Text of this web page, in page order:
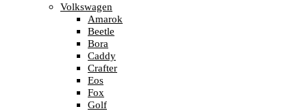
Volkswagen
Amarok
Beetle
Bora
Caddy
Crafter
Eos
Fox
Golf